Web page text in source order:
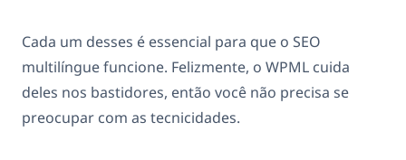
Cada um desses é essencial para que o SEO
multilíngue funcione. Felizmente, o WPML cuida
deles nos bastidores, então você não precisa se
preocupar com as tecnicidades.